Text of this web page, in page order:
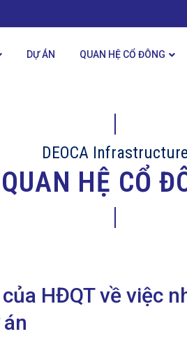
DỰ ÁN QUAN HỆ CỔ ĐÔNG
DEOCA Infrastructure
QUAN HỆ CỔ
HĐQT về việc